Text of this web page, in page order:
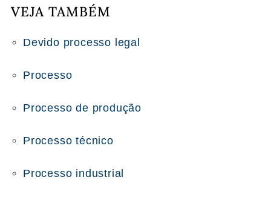
VEJA TAMBÉM
Devido processo legal
Processo
Processo de produção
Processo técnico
Processo industrial